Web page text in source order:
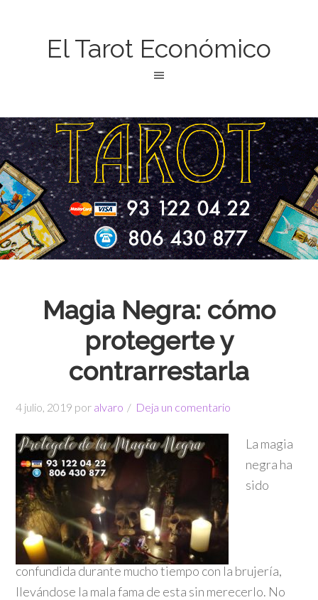
El Tarot Económico
Magia Negra: cómo
protegerte y
contrarrestarla
4 julio, 2019 por alvaro Deja un comentario
La magia
negra ha
sido
confundida durante mucho tiempo con la brujería,
llevándose la mala fama de esta sin merecerlo. No